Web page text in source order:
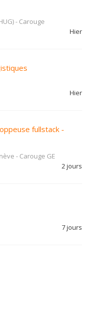
- Carouge
Hier
Hier
fullstack -
- Carouge GE
2 jours
7 jours